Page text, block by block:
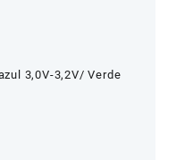
3,0V-3,2V/ Verde